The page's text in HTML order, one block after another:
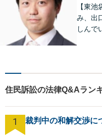
ご提案
【東
み、出
しんで
戻すた
ます！
能】【
も対応
住民訴訟の法律Q&Aラン
1 裁判中の和解交渉に